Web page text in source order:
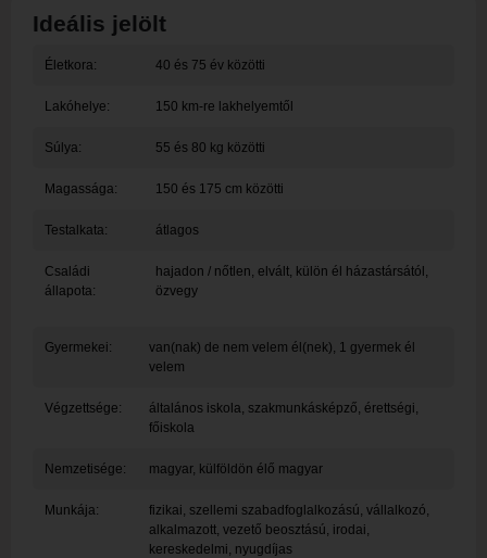
Ideális jelölt
Életkora: 40 és 75 év közötti
Lakóhelye: 150 km-re lakhelyemtől
Súlya: 55 és 80 kg közötti
Magassága: 150 és 175 cm közötti
Testalkata: átlagos
Családi
állapota:
hajadon / nőtlen, elvált, külön él házastársától,
özvegy
Gyermekei:
van(nak) de nem velem él(nek), 1 gyermek él
velem
Végzettsége:
általános iskola, szakmunkásképző, érettségi,
főiskola
Nemzetisége: magyar, külföldön élő magyar
Munkája:
fizikai, szellemi szabadfoglalkozású, vállalkozó,
alkalmazott, vezető beosztású, irodai,
kereskedelmi, nyugdíjas